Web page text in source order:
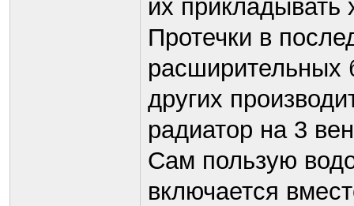
их прикладывать
Протечки в
расширительных
других
радиатор на 3
Сам пользую
включается